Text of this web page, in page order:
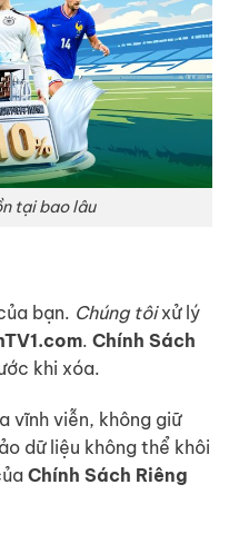
tại bao lâu
bạn. Chúng tôixử lý
. Chính Sách
khi xóa.
vĩnh viễn, không giữ
dữ liệu không thể khôi
Chính Sách Riêng